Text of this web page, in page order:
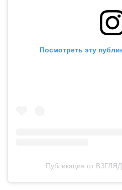
Посмотреть эту
Публикация от